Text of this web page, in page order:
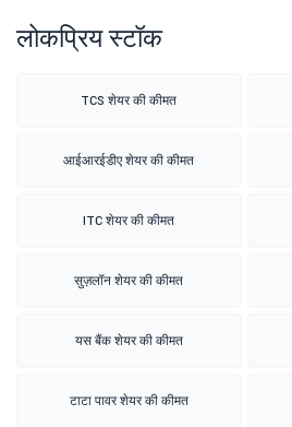
लोकप्रिय स्टॉक
TCS शेयर की कीमत
आईआरईडीए शेयर की कीमत
ITC शेयर की कीमत
सुज़लॉन शेयर की कीमत
यस बैंक शेयर की कीमत
टाटा पावर शेयर की कीमत